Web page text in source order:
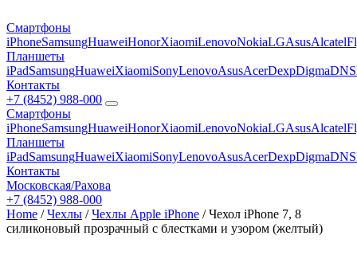
Смартфоны
iPhoneSamsungHuaweiHonorXiaomiLenovoNokiaLGAsusAlcatel
Планшеты
iPadSamsungHuaweiXiaomiSonyLenovoAsusAcerDexpDigmaDNS
Контакты
+7 (8452) 988-000
Смартфоны
iPhoneSamsungHuaweiHonorXiaomiLenovoNokiaLGAsusAlcatel
Планшеты
iPadSamsungHuaweiXiaomiSonyLenovoAsusAcerDexpDigmaDNS
Контакты
Московская/Рахова
+7 (8452) 988-000
Home /Чехлы /Чехлы Apple iPhone / Чехол iPhone 7, 8
силиконовый прозрачный с блестками и узором (желтый)